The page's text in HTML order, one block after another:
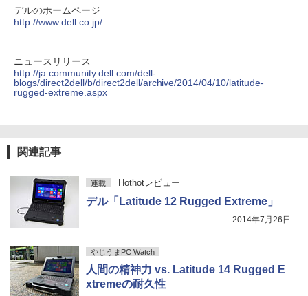
軽量 ブルートゥースHi-Fi 最大36時間再生 ぶ
付き 防水 タッチ式音量調整 スポーツ/通勤/通
学/WEB会議 6.0(オフホワイト)
￥3,480
￥250
強炭酸水 ペットボトル 500ミリリットル (Sm
￥1,625
デルのホームページ
http://www.dell.co.jp/
ニュースリリース
http://ja.community.dell.com/dell-
blogs/direct2dell/b/direct2dell/archive/2014/04/10/latitude-
rugged-extreme.aspx
関連記事
連載 Hothotレビュー
デル「Latitude 12 Rugged Extreme」
2014年7月26日
やじうまPC Watch
人間の精神力 vs. Latitude 14 Rugged E
xtremeの耐久性